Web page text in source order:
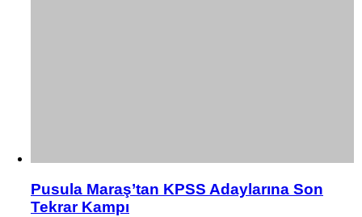
Pusula Maraş’tan KPSS Adaylarına Son
Tekrar Kampı